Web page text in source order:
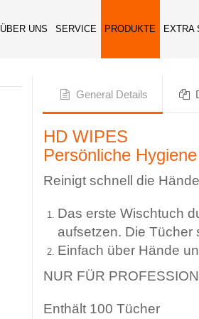
ÜBER UNS SERVICE PRODUKTE EXTRA
General Details
HD WIPES
Persönliche
Reinigt schnell die
Das erste Wischtuch
aufsetzen. Die Tücher
Einfach über Hände
NUR FÜR
Enthält 100 Tücher